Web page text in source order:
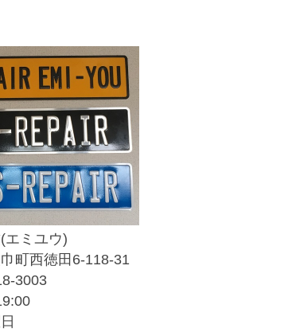
エミユウ)
町西徳田6-118-31
3003